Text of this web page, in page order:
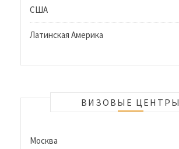
США
Латинская Америка
ВИЗОВЫЕ ЦЕНТРЫ
Москва